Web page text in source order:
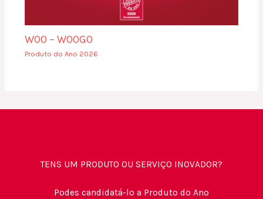
WOO – WOOGO
Produto do Ano 2026
TENS UM PRODUTO OU SERVIÇO INOVADOR?
Podes candidatá-lo a Produto do Ano